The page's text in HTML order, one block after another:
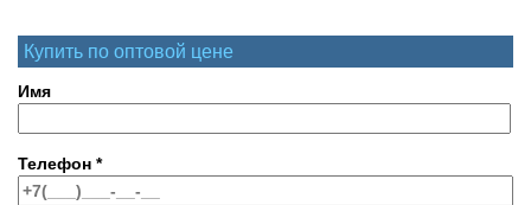
Купить по оптовой цене
Имя
Телефон *